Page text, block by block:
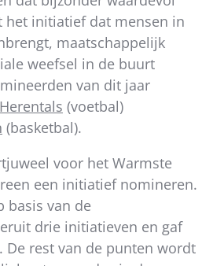
het initiatief dat mensen in
maatschappelijk
weefsel in de buurt
van dit jaar
(voetbal)
(basketbal).
voor het Warmste
een initiatief nomineren.
basis van de
drie initiatieven en gaf
De rest van de punten wordt